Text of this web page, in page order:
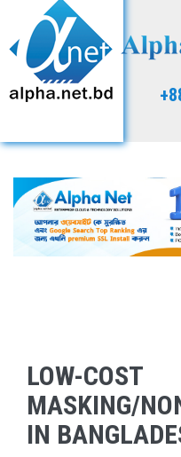
LOW-COST
MASKING/
IN